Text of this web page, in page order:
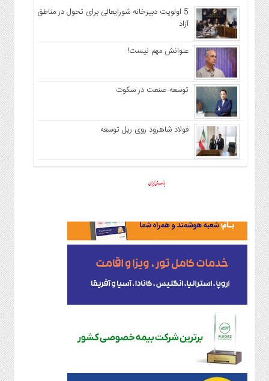
5 اولویت دبیرخانه شورایعالی برای تحول در مناطق
آزاد
عنوانش مهم نیست!
توسعه صنعت در سکوت
فولاد شاهرود روی ریل توسعه